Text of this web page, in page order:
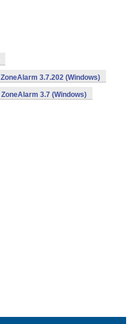
ZoneAlarm 3.7.202 (Windows)
ZoneAlarm 3.7 (Windows)